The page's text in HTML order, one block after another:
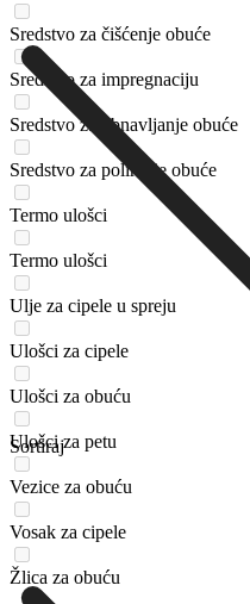
Sredstvo za čišćenje obuće
Sredstvo za impregnaciju
Sredstvo za obnavljanje obuće
Sredstvo za poliranje obuće
Termo ulošci
Termo ulošci
Ulje za cipele u spreju
Ulošci za cipele
Ulošci za obuću
Ulošci za petu
Vezice za obuću
Vosak za cipele
Žlica za obuću
Sortiraj